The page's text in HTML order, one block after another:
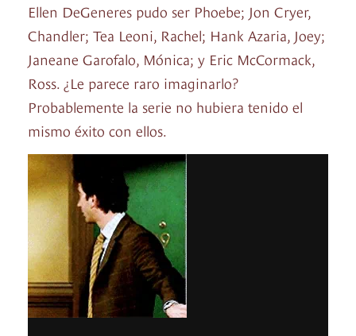
Ellen DeGeneres pudo ser Phoebe; Jon Cryer,
Chandler; Tea Leoni, Rachel; Hank Azaria, Joey;
Janeane Garofalo, Mónica; y Eric McCormack,
Ross. ¿Le parece raro imaginarlo?
Probablemente la serie no hubiera tenido el
mismo éxito con ellos.